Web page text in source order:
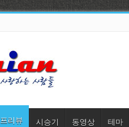
프리뷰 시승기 동영상 테마